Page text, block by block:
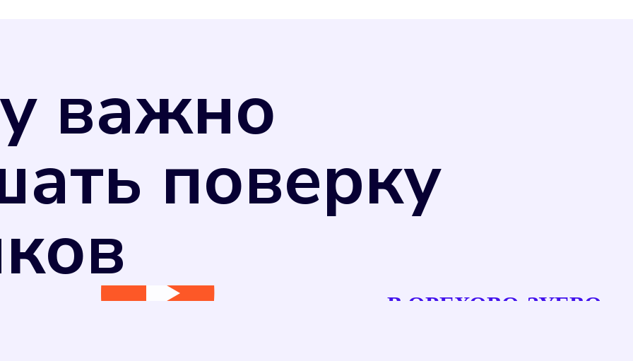
важно
поверку
потребляемых коммунальных ресурсов, что позволяет избежать переплаты
В ОРЕХОВО-ЗУЕВО